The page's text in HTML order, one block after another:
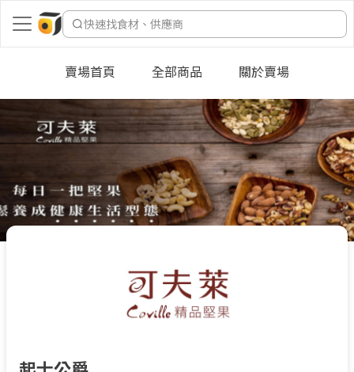
快速找食材、供應商
賣場首頁 全部商品 關於賣場